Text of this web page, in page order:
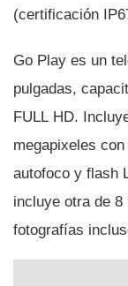
(certificación
Go Play es un
pulgadas,
FULL HD.
megapixeles
autofoco y flash
incluye otra de
fotografí­as